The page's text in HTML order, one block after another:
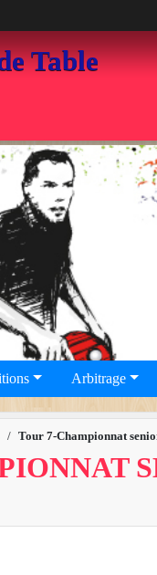
Table
Arbitrage
Tour 7-Championnat